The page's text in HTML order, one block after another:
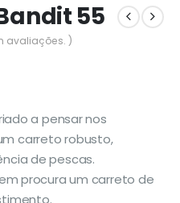
55
avaliações. )
a pensar nos
carreto robusto,
de pescas.
procura um carreto de